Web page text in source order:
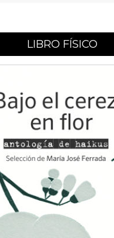
LIBRO FÍSICO